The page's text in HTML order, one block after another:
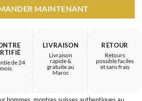
MAINTENANT
de 24
mois.
LIVRAISON
Livraison
rapide &
gratuite au
Maroc
RETOUR
Retours
possible faciles
et sans frais